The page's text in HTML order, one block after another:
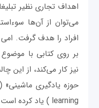
اهداف تجاری نظیر
می‌توان از آن‌ها
افراد را هدف گرفت.
بر روی کتابی با
نیز کار می‌کند، از این
learning ) یاد کرده است.